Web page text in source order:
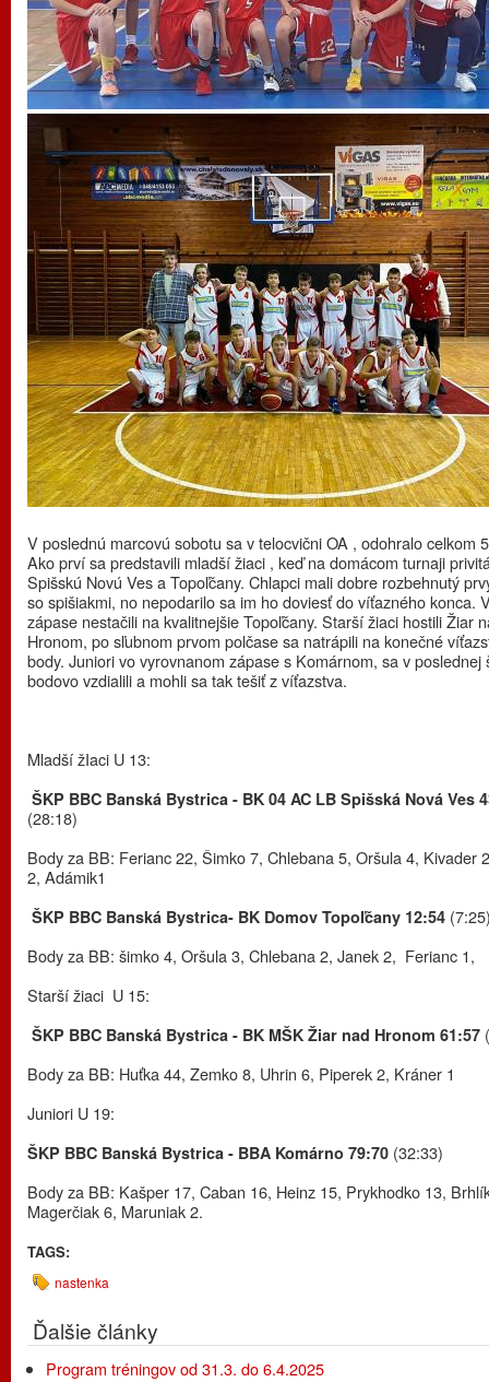
V poslednú marcovú sobotu sa v telocvični OA , odohralo celkom
Ako prví sa predstavili mladší žiaci , keď na domácom turnaji
Spišskú Novú Ves a Topoľčany. Chlapci mali dobre rozbehnutý
so spišiakmi, no nepodarilo sa im ho doviesť do víťazného konca.
zápase nestačili na kvalitnejšie Topoľčany. Starší žiaci hostili Žiar
Hronom, po sľubnom prvom polčase sa natrápili na konečné
body. Juniori vo vyrovnanom zápase s Komárnom, sa v poslednej
bodovo vzdialili a mohli sa tak tešiť z víťazstva.
Mladší žIaci U 13:
ŠKP BBC Banská Bystrica - BK 04 AC LB Spišská Nová Ves
(28:18)
Body za BB: Ferianc 22, Šimko 7, Chlebana 5, Oršula 4, Kivader
2, Adámik1
ŠKP BBC Banská Bystrica- BK Domov Topoľčany 12:54
Body za BB: šimko 4, Oršula 3, Chlebana 2, Janek 2, Ferianc 1,
Starší žiaci U 15:
ŠKP BBC Banská Bystrica - BK MŠK Žiar nad Hronom 61:57
Body za BB: Huťka 44, Zemko 8, Uhrin 6, Piperek 2, Kráner 1
Juniori U 19:
ŠKP BBC Banská Bystrica - BBA Komárno 79:70 (32:33)
Body za BB: Kašper 17, Caban 16, Heinz 15, Prykhodko 13,
Magerčiak 6, Maruniak 2.
TAGS:
nastenka
Ďalšie články
Program tréningov od 31.3. do 6.4.2025